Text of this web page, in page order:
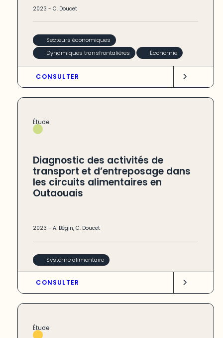
2023-C. Doucet
Secteurs économiques
Dynamiques transfrontalières
Économie
CONSULTER
Étude
Diagnostic des activités de
transport et d’entreposage dans
les circuits alimentaires en
Outaouais
2023-A. Bégin,C. Doucet
Système alimentaire
CONSULTER
Étude